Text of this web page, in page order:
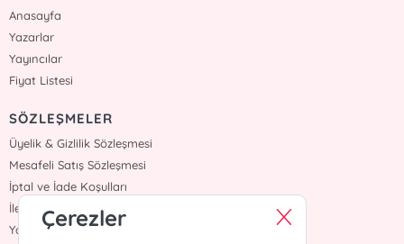
Anasayfa
Yazarlar
Yayıncılar
Fiyat Listesi
SÖZLEŞMELER
Üyelik & Gizlilik Sözleşmesi
Mesafeli Satış Sözleşmesi
İptal ve İade Koşulları
İletişim
YardımÇerezler